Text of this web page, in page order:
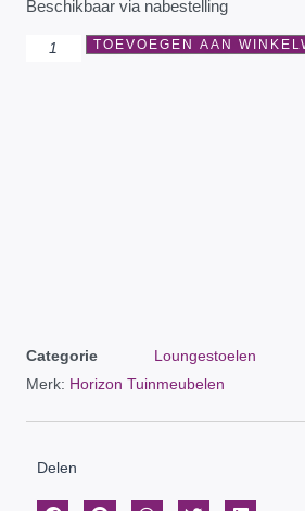
Beschikbaar via nabestelling
TOEVOEGEN AAN
Categorie
Loungestoelen
Merk: Horizon Tuinmeubelen
Delen